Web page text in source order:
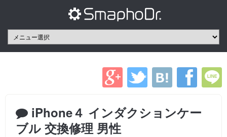
iPhone４ インダクションケー
ブル 交換修理 男性